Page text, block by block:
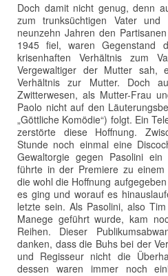
Doch damit nicht genug, denn
zum trunksüchtigen Vater
neunzehn Jahren den
1945 fiel, waren Gegenstand
krisenhaften Verhältnis zum
Vergewaltiger der Mutter sah,
Verhältnis zur Mutter. Doch
Zwitterwesen, als Mutter-Frau
Paolo nicht auf den
„Göttliche Komödie“) folgt. Ein
zerstörte diese Hoffnung.
Stunde noch einmal eine
Gewaltorgie gegen Pasolini
führte in der Premiere zu einem
die wohl die Hoffnung
es ging und worauf es
letzte sein. Als Pasolini, also
Manege geführt wurde, kam
Reihen. Dieser
danken, dass die Buhs bei der
und Regisseur nicht die
dessen waren immer noch